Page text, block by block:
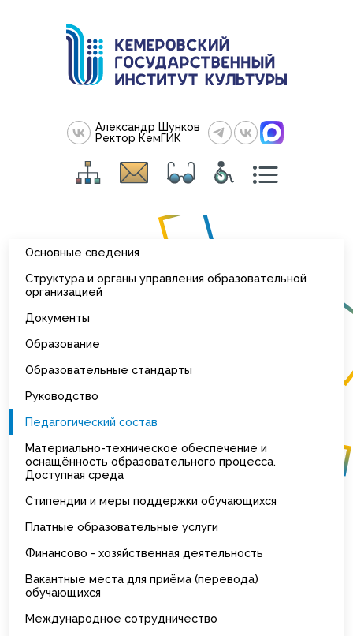
Александр Шунков
Ректор КемГИК
Основные сведения
Структура и органы управления образовательной
организацией
Документы
Образование
Образовательные стандарты
Руководство
Педагогический состав
Материально-техническое обеспечение и
оснащённость образовательного процесса.
Доступная среда
Стипендии и меры поддержки обучающихся
Платные образовательные услуги
Финансово - хозяйственная деятельность
Вакантные места для приёма (перевода)
обучающихся
Международное сотрудничество